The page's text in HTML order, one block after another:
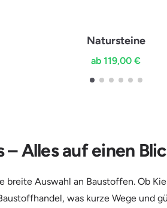
Natursteine
ab 119,00 €
Alles auf einen
Auswahl an Baustoffen. Ob
was kurze Wege und